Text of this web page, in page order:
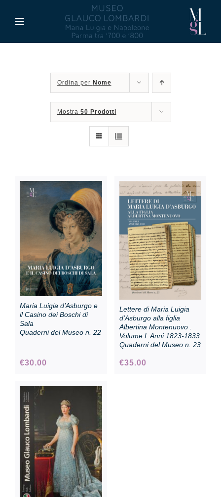
contenuto
Toggle
Maria Luigia d’Asburgo
Attività
Pubblicazioni
Collezione
Contatti e biglietti
Accessibilità
English
Ordina per Nome
Mostra 50 Prodotti
Maria Luigia d’Asburgo e
il Casino dei Boschi di
Sala
Quaderni del Museo n. 22
€30.00
Lettere di Maria Luigia
d’Asburgo alla figlia
Albertina Montenuovo .
Volume I. Anni 1823-1833
Quaderni del Museo n. 23
€35.00